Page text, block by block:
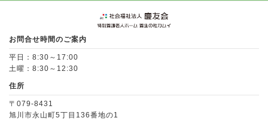
お問合せ時間のご案内
平日：8:30～17:00
土曜：8:30～12:30
住所
〒079-8431
旭川市永山町5丁目136番地の1